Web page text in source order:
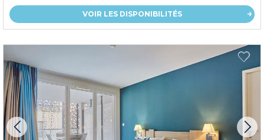
VOIR LES DISPONIBILITÉS